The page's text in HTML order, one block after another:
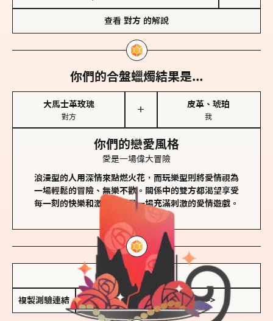
查看 對方 的解說
你們的合盤蠟燭結果是...
大馬士革玫瑰
對方
＋
皮革、琥珀
我
你們的戀愛風格
愛是一場偉大冒險
浪漫型的人用深情來點燃火花，而玩樂型則將愛情視為
一場輕鬆的冒險、無樂不歡。關係中的雙方都渴望享受
每一刻的快樂和激動，像是一場充滿刺激的愛情遊戲。
儲存我的結果圖
複製測驗連結 查看香氛類型全解析 >>>